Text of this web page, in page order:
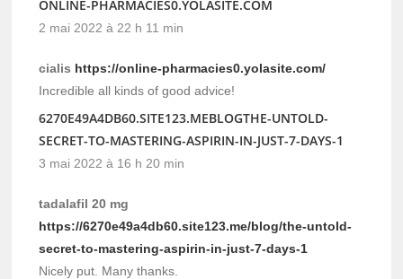
ONLINE-PHARMACIES0.YOLASITE.COM
2 mai 2022 à 22 h 11 min
cialis https://online-pharmacies0.yolasite.com/
Incredible all kinds of good advice!
6270E49A4DB60.SITE123.MEBLOGTHE-UNTOLD-
SECRET-TO-MASTERING-ASPIRIN-IN-JUST-7-DAYS-1
3 mai 2022 à 16 h 20 min
tadalafil 20 mg
https://6270e49a4db60.site123.me/blog/the-untold-
secret-to-mastering-aspirin-in-just-7-days-1
Nicely put. Many thanks.